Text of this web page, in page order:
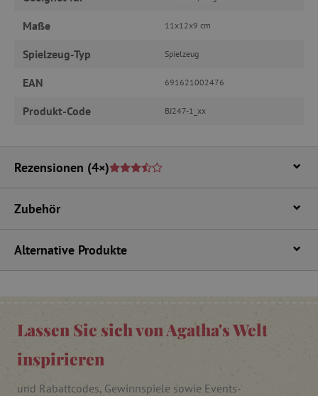
Maße 11x12x9 cm
Spielzeug-Typ Spielzeug
EAN 691621002476
Produkt-Code BJ247-1_xx
Rezensionen (4×)
Zubehör
Alternative Produkte
Lassen Sie sich von Agatha's Welt
inspirieren
und Rabattcodes, Gewinnspiele sowie Events-
Name
Cloudflare Inc.
.ct.pinterest.com
cjConsent .agathaswelt.de
FPAU .agathaswelt.de